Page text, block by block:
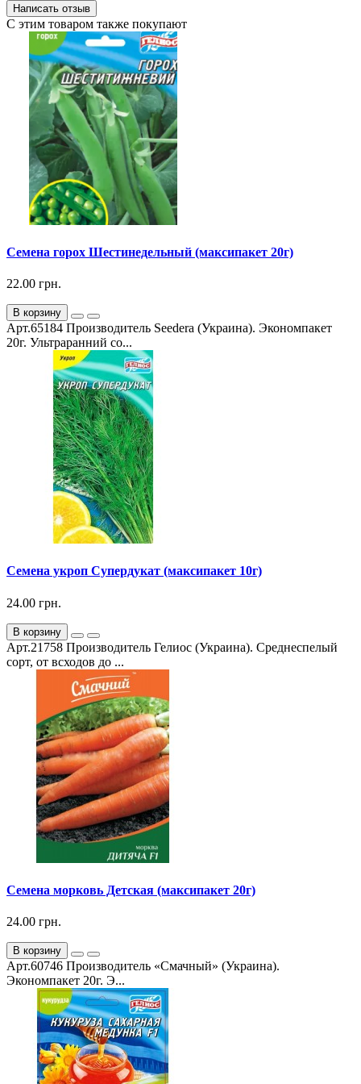
Написать отзыв
С этим товаром также покупают
Семена горох Шестинедельный (максипакет 20г)
22.00 грн.
В корзину
Арт.65184 Производитель Seedera (Украина). Экономпакет
20г. Ультраранний со...
Семена укроп Супердукат (максипакет 10г)
24.00 грн.
В корзину
Арт.21758 Производитель Гелиос (Украина). Среднеспелый
сорт, от всходов до ...
Семена морковь Детская (максипакет 20г)
24.00 грн.
В корзину
Арт.60746 Производитель «Смачный» (Украина).
Экономпакет 20г. Э...